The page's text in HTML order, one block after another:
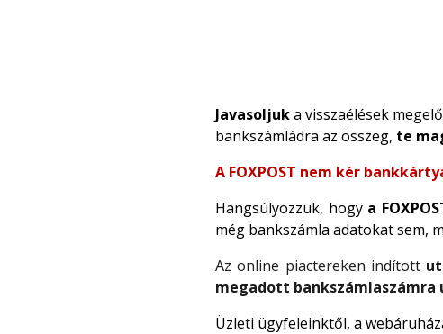
Javasoljuka visszaélések
bankszámládra az összeg, te
A FOXPOST nem kér
Hangsúlyozzuk, hogy a
még bankszámla adatokat sem,
Az online piactereken indított
megadott
Üzleti ügyfeleinktől, a